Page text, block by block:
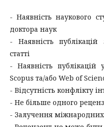
- Наявність наукового
доктора наук
- Наявність
статті
- Наявність
Scopus та/або Web of
- Відсутність конфлікту
- Не більше одного
- Залучення міжнародних